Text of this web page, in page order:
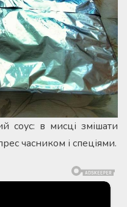
соус: в мисці змішати
часником і спеціями.